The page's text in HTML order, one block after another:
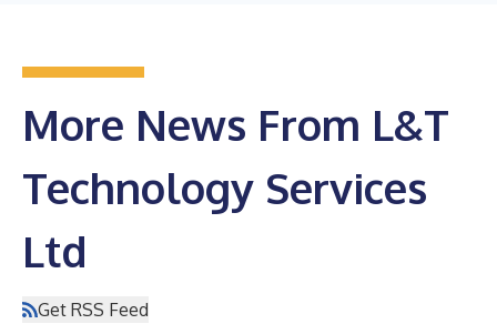
More News From L&T
Technology Services
Ltd
Get RSS Feed